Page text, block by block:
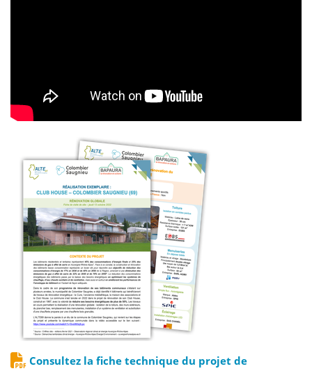
Consultez la fiche technique du projet de